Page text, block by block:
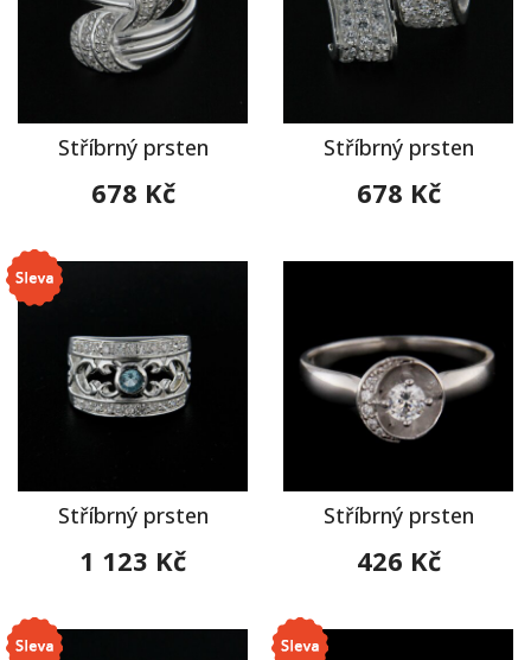
Stříbrný prsten
678 Kč
Stříbrný prsten
678 Kč
Stříbrný prsten
1 123 Kč
Stříbrný prsten
426 Kč